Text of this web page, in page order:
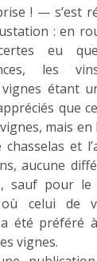
! — s’est
: en
eu
les
étant
que
mais en
et
aucune
sauf pour le
celui de
été préféré
vignes.